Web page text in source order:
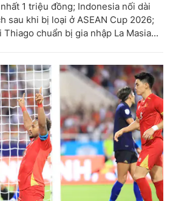
1 triệu đồng; Indonesia nối dài
sau khi bị loại ở ASEAN Cup 2026;
chuẩn bị gia nhập La Masia...